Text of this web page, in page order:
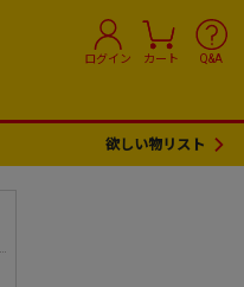
ログイン カート Q&A
欲しい物リスト